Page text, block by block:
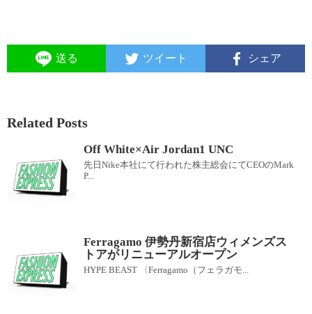
送る ツイート シェア
Related Posts
Off White×Air Jordan1 UNC
先日Nike本社にて行われた株主総会にてCEOのMark
P...
Ferragamo 伊勢丹新宿店ウィメンズス
トアがリニューアルオープン
HYPE BEAST 〈Ferragamo（フェラガモ...